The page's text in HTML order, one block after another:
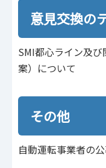
意見交換の
SMI都心ライン及
案）について
その他
自動運転事業者の